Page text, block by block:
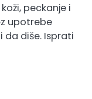
peckanje i
upotrebe
da diše. Isprati